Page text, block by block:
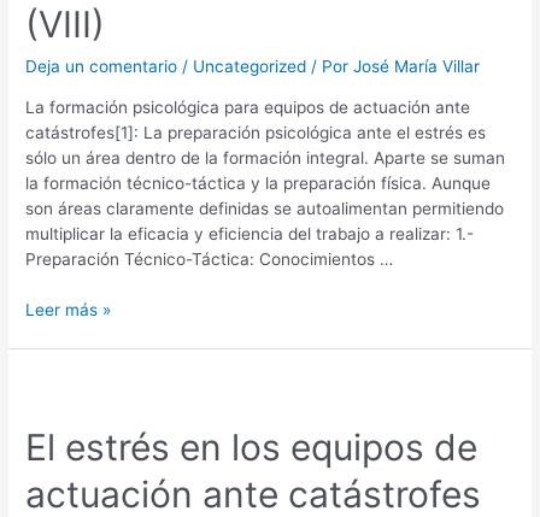
(VIII)
Deja un comentario / Uncategorized / PorJosé María Villar
La formación psicológica para equipos de actuación ante
catástrofes[1]: La preparación psicológica ante el estrés es
sólo un área dentro de la formación integral. Aparte se suman
la formación técnico-táctica y la preparación física. Aunque
son áreas claramente definidas se autoalimentan permitiendo
multiplicar la eficacia y eficiencia del trabajo a realizar: 1.-
Preparación Técnico-Táctica: Conocimientos …
Leer más »
El estrés en los equipos de
actuación ante catástrofes